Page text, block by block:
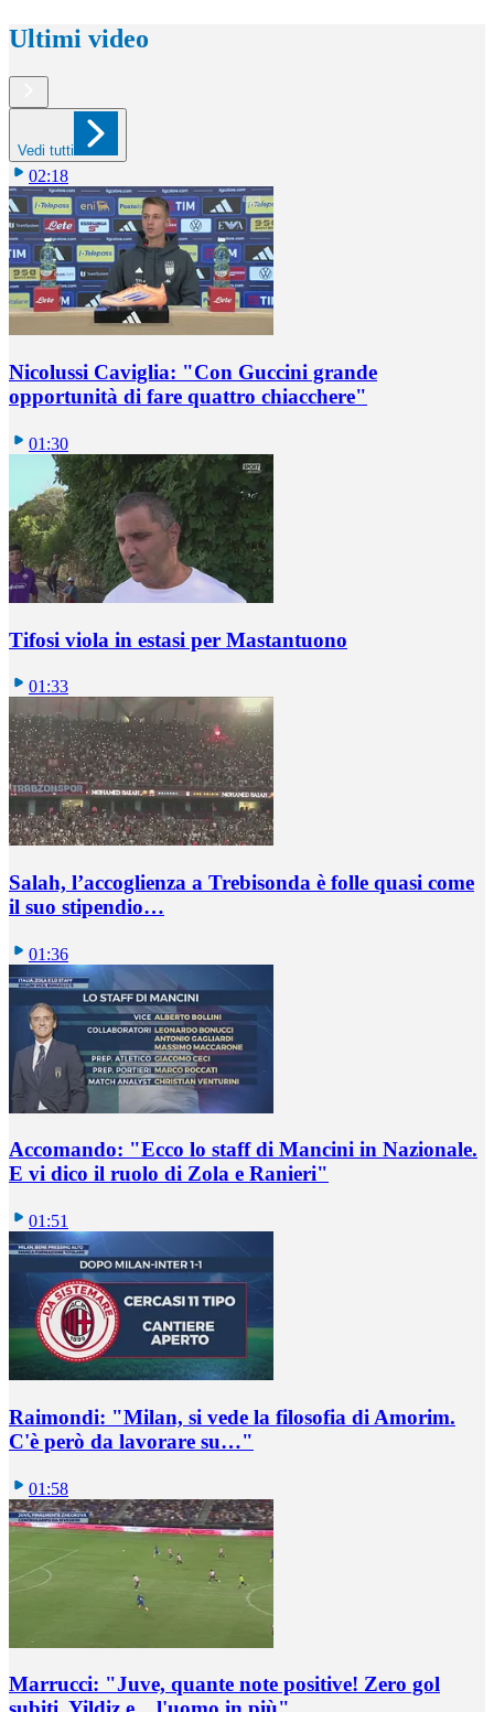
Ultimi video
Vedi tutti
02:18
Nicolussi Caviglia: "Con Guccini grande
opportunità di fare quattro chiacchere"
01:30
Tifosi viola in estasi per Mastantuono
01:33
Salah, l’accoglienza a Trebisonda è folle quasi come
il suo stipendio…
01:36
Accomando: "Ecco lo staff di Mancini in Nazionale.
E vi dico il ruolo di Zola e Ranieri"
01:51
Raimondi: "Milan, si vede la filosofia di Amorim.
C'è però da lavorare su…"
01:58
Marrucci: "Juve, quante note positive! Zero gol